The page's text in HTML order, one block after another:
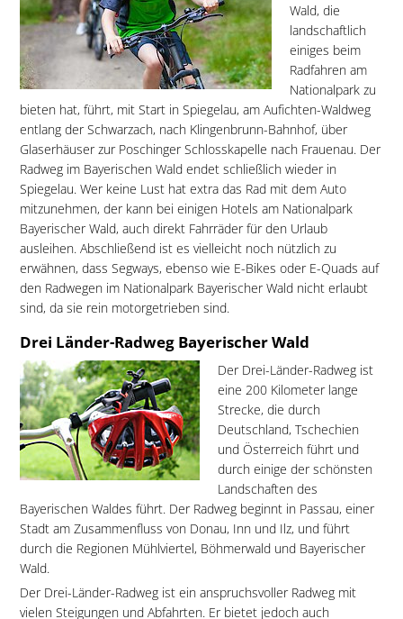
Wald, die
landschaftlich
einiges beim
Radfahren am
Nationalpark zu
bieten hat, führt, mit Start in Spiegelau, am Aufichten-Waldweg
entlang der Schwarzach, nach Klingenbrunn-Bahnhof, über
Glaserhäuser zur Poschinger Schlosskapelle nach Frauenau. Der
Radweg im Bayerischen Wald endet schließlich wieder in
Spiegelau. Wer keine Lust hat extra das Rad mit dem Auto
mitzunehmen, der kann bei einigen Hotels am Nationalpark
Bayerischer Wald, auch direkt Fahrräder für den Urlaub
ausleihen. Abschließend ist es vielleicht noch nützlich zu
erwähnen, dass Segways, ebenso wie E-Bikes oder E-Quads auf
den Radwegen im Nationalpark Bayerischer Wald nicht erlaubt
sind, da sie rein motorgetrieben sind.
Drei Länder-Radweg Bayerischer Wald
Der Drei-Länder-Radweg ist
eine 200 Kilometer lange
Strecke, die durch
Deutschland, Tschechien
und Österreich führt und
durch einige der schönsten
Landschaften des
Bayerischen Waldes führt. Der Radweg beginnt in Passau, einer
Stadt am Zusammenfluss von Donau, Inn und Ilz, und führt
durch die Regionen Mühlviertel, Böhmerwald und Bayerischer
Wald.
Der Drei-Länder-Radweg ist ein anspruchsvoller Radweg mit
vielen Steigungen und Abfahrten. Er bietet jedoch auch